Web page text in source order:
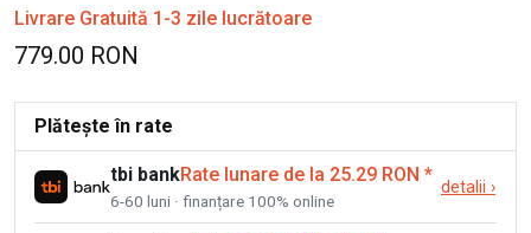
Livrare Gratuită 1-3 zile lucrătoare
779.00 RON
Plătește în rate
tbi bankRate lunare de la 25.29 RON *
6-60 luni · finanțare 100% online
detalii ›